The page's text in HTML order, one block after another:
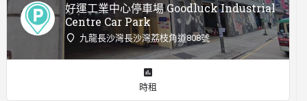
好運工業中心停車場 Goodluck Industrial
Centre Car Park
九龍長沙灣長沙灣荔枝角道808號
時租